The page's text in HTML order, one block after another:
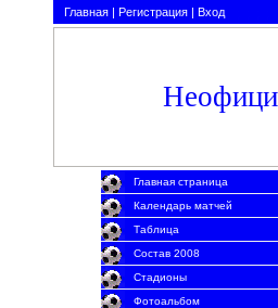
Главная | Регистрация | Вход
Главная страница
Календарь матчей
Таблица
Состав 2008
Стадионы
Фотоальбом